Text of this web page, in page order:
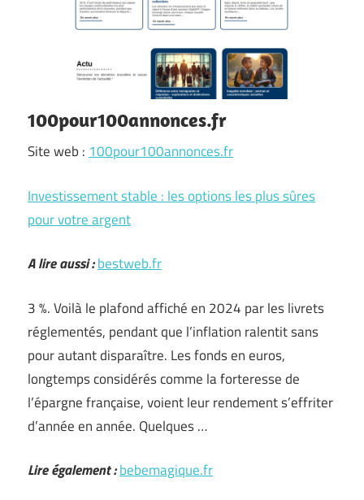
100pour100annonces.fr
Site web : 100pour100annonces.fr
Investissement stable : les options les plus sûres
pour votre argent
A lire aussi :bestweb.fr
3 %. Voilà le plafond affiché en 2024 par les livrets
réglementés, pendant que l’inflation ralentit sans
pour autant disparaître. Les fonds en euros,
longtemps considérés comme la forteresse de
l’épargne française, voient leur rendement s’effriter
d’année en année. Quelques …
Lire également :bebemagique.fr